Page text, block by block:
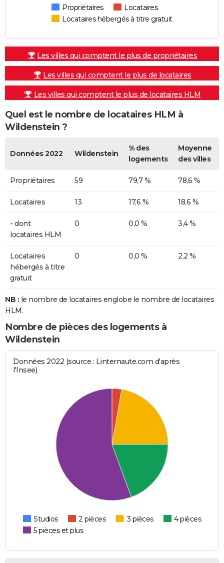
Propriétaires
Locataires
Locataires hébergés à titre gratuit
Les villes qui comptent le plus de propriétaires
Les villes qui comptent le plus de locataires
Les villes qui comptent le plus de locataires HLM
Quel est le nombre de locataires HLM à
Wildenstein ?
Données 2022 Wildenstein
% des
logements
Moyenne
des villes
Propriétaires 59 79,7 % 78,6 %
Locataires 13 17,6 % 18,6 %
- dont
locataires HLM
0 0,0 % 3,4 %
Locataires
hébergés à titre
gratuit
0 0,0 % 2,2 %
NB : le nombre de locataires englobe le nombre de locataires
HLM.
Nombre de pièces des logements à
Wildenstein
Données 2022 (source : Linternaute.com d'après
l'Insee)
Studios 2 pièces 3 pièces
4 pièces
5 pièces et plus